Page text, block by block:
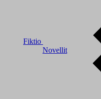
Fiktio
Novellit